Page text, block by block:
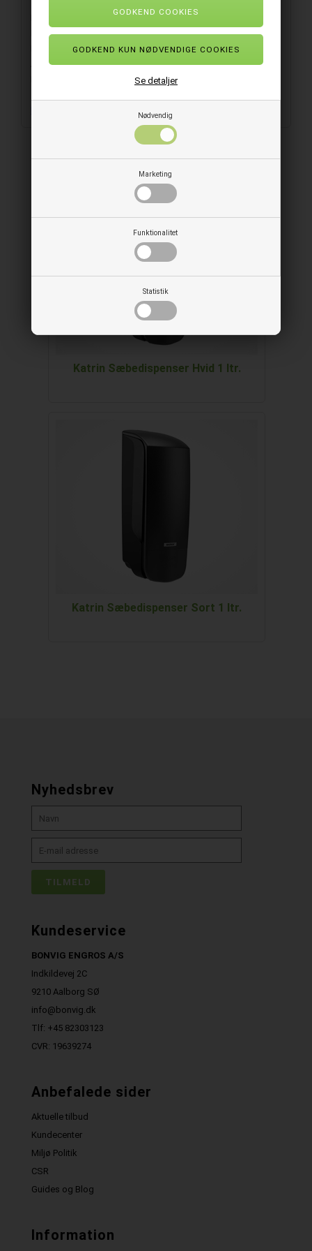
Nødvendig
Marketing
Funktionalitet
Statistik
Se detaljer
Duft: Nej
Indhold: 1000 ml
Antal doseringer: 1666
Dosering mængde: 0,6 ml pr. tryk
Leder du efter en dispenser til håndsæben?
RELATEREDE PRODUKTER
Katrin Sæbedispenser Hvid 1 ltr.
Katrin Sæbedispenser Sort 1 ltr.
Nyhedsbrev
Kundeservice
BONVIG ENGROS A/S
Indkildevej 2C
9210 Aalborg SØ
info@bonvig.dk
Tlf: +45 82303123
CVR: 19639274
Anbefalede sider
Aktuelle tilbud
Kundecenter
Miljø Politik
CSR
Guides og Blog
Information